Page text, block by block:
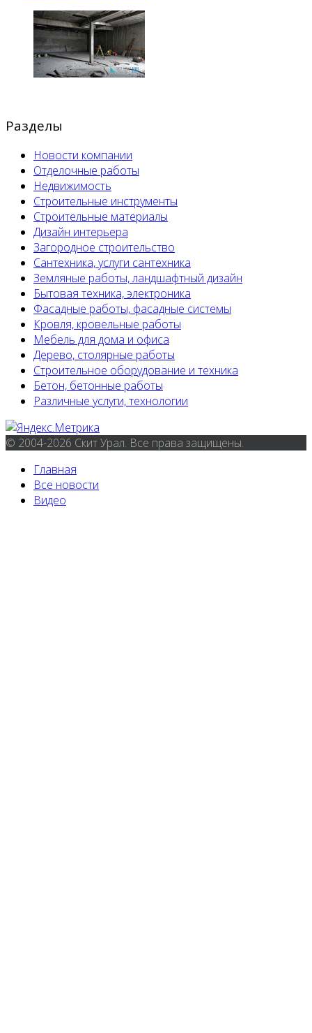
Разделы
Новости компании
Отделочные работы
Недвижимость
Строительные инструменты
Строительные материалы
Дизайн интерьера
Загородное строительство
Сантехника, услуги сантехника
Земляные работы, ландшафтный дизайн
Бытовая техника, электроника
Фасадные работы, фасадные системы
Кровля, кровельные работы
Мебель для дома и офиса
Дерево, столярные работы
Строительное оборудование и техника
Бетон, бетонные работы
Различные услуги, технологии
© 2004-2026 Скит Урал. Все права защищены.
Главная
Все новости
Видео